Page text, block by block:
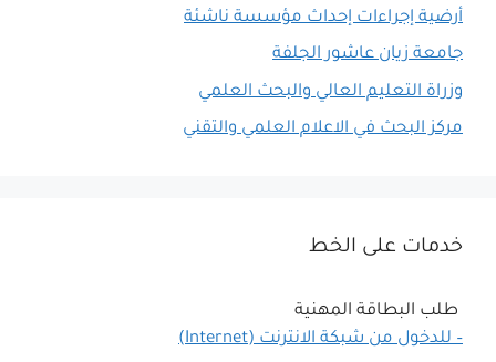
أرضية إجراءات إحداث مؤسسة ناشئة
جامعة زيان عاشور الجلفة
وزراة التعليم العالي والبحث العلمي
مركز البحث في الاعلام العلمي والتقني
خدمات على الخط
طلب البطاقة المهنية
– للدخول من شبكة الانترنت (Internet)